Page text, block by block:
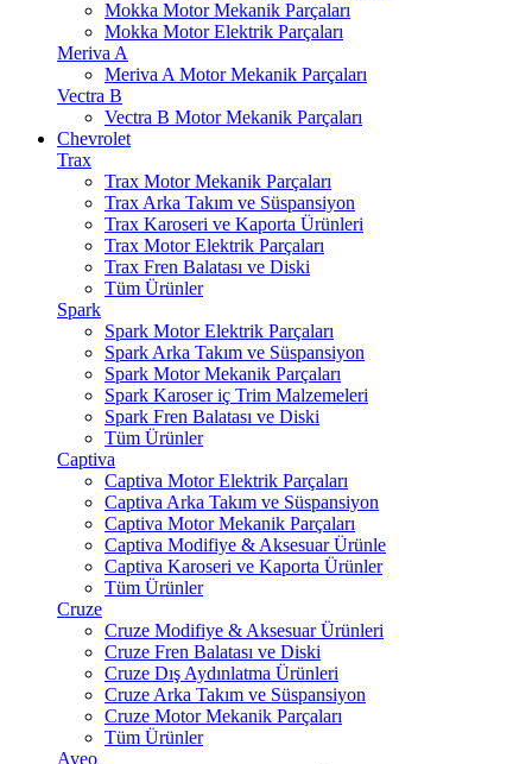
Mokka Motor Mekanik Parçaları
Mokka Motor Elektrik Parçaları
Meriva A
Meriva A Motor Mekanik Parçaları
Vectra B
Vectra B Motor Mekanik Parçaları
Chevrolet
Trax
Trax Motor Mekanik Parçaları
Trax Arka Takım ve Süspansiyon
Trax Karoseri ve Kaporta Ürünleri
Trax Motor Elektrik Parçaları
Trax Fren Balatası ve Diski
Tüm Ürünler
Spark
Spark Motor Elektrik Parçaları
Spark Arka Takım ve Süspansiyon
Spark Motor Mekanik Parçaları
Spark Karoser iç Trim Malzemeleri
Spark Fren Balatası ve Diski
Tüm Ürünler
Captiva
Captiva Motor Elektrik Parçaları
Captiva Arka Takım ve Süspansiyon
Captiva Motor Mekanik Parçaları
Captiva Modifiye & Aksesuar Ürünle
Captiva Karoseri ve Kaporta Ürünler
Tüm Ürünler
Cruze
Cruze Modifiye & Aksesuar Ürünleri
Cruze Fren Balatası ve Diski
Cruze Dış Aydınlatma Ürünleri
Cruze Arka Takım ve Süspansiyon
Cruze Motor Mekanik Parçaları
Tüm Ürünler
Aveo